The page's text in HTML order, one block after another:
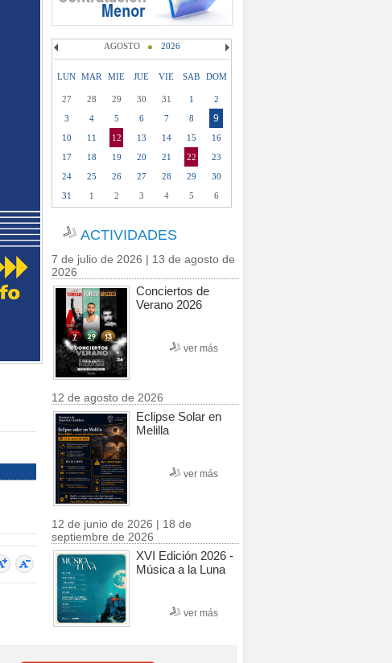
AGOSTO 2026
LUN MAR MIE JUE VIE SAB DOM
27 28 29 30 31 1
2
3
4 5 6 7 8 9
10 11 12 13 14 15
16
17
18 19 20 21 22
23
24
25 26 27 28 29
30
31
1 2 3 4 5 6
ACTIVIDADES
7 de julio de 2026 | 13 de agosto de
2026
Conciertos de
Verano 2026
ver más
12 de agosto de 2026
Eclipse Solar en
Melilla
ver más
12 de junio de 2026 | 18 de
septiembre de 2026
XVI Edición 2026 -
Música a la Luna
ver más